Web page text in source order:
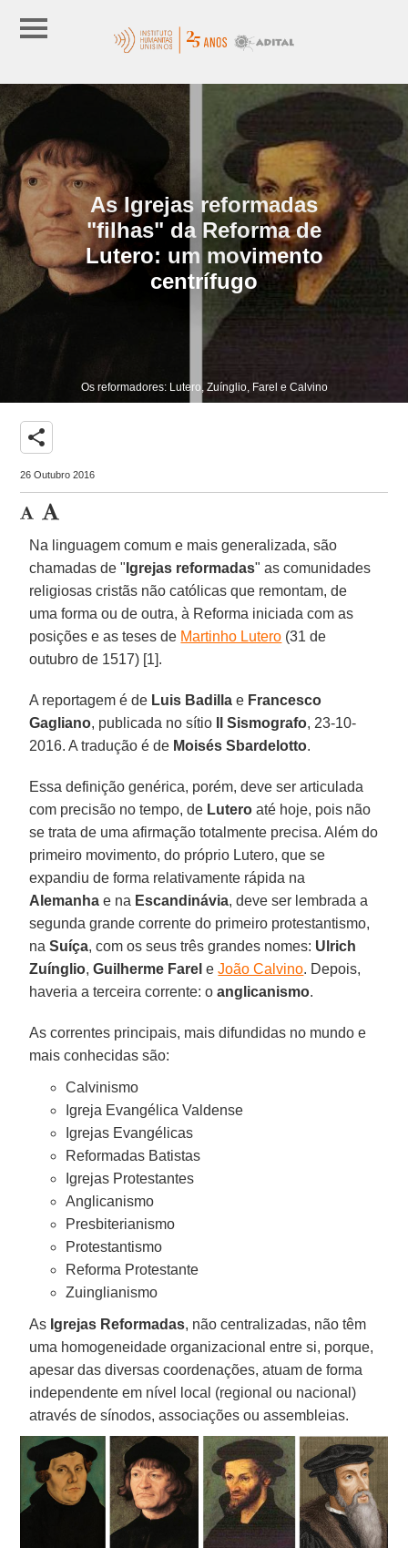
As Igrejas reformadas
"filhas" da Reforma de
Lutero: um movimento
centrífugo
Os reformadores: Lutero, Zuínglio, Farel e Calvino
share
26 Outubro 2016
Na linguagem comum e mais generalizada, são
chamadas de " Igrejas reformadas" as comunidades
religiosas cristãs não católicas que remontam, de
uma forma ou de outra, à Reforma iniciada com as
posições e as teses de Martinho Lutero (31 de
outubro de 1517) [1].
A reportagem é de Luis Badillae Francesco
Gagliano, publicada no sítio Il Sismografo, 23-10-
2016. A tradução é de Moisés Sbardelotto.
Essa definição genérica, porém, deve ser articulada
com precisão no tempo, de Lutero até hoje, pois não
se trata de uma afirmação totalmente precisa. Além do
primeiro movimento, do próprio Lutero, que se
expandiu de forma relativamente rápida na
Alemanha e na Escandinávia, deve ser lembrada a
segunda grande corrente do primeiro protestantismo,
naSuíça, com os seus três grandes nomes: Ulrich
Zuínglio,Guilherme Farel eJoão Calvino. Depois,
haveria a terceira corrente: oanglicanismo.
As correntes principais, mais difundidas no mundo e
mais conhecidas são:
Calvinismo
Igreja Evangélica Valdense
Igrejas Evangélicas
Reformadas Batistas
Igrejas Protestantes
Anglicanismo
Presbiterianismo
Protestantismo
Reforma Protestante
Zuinglianismo
As Igrejas Reformadas, não centralizadas, não têm
uma homogeneidade organizacional entre si, porque,
apesar das diversas coordenações, atuam de forma
independente em nível local (regional ou nacional)
através de sínodos, associações ou assembleias.